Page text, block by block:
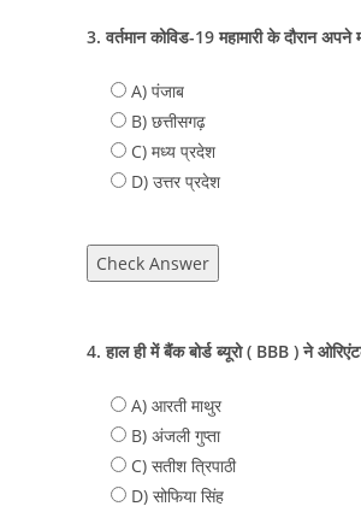
3. वर्तमान कोविड-19 महामारी के दौरान
A) पंजाब
B) छत्तीसगढ़
C) मध्य प्रदेश
D) उत्तर प्रदेश
Check Answer
4. हाल ही में बैंक बोर्ड ब्यूरो ( BBB ) ने
A) आरती माथुर
B) अंजली गुप्ता
C) सतीश त्रिपाठी
D) सोफिया सिंह